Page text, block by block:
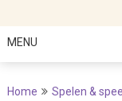
MENU
Home
Spelen &